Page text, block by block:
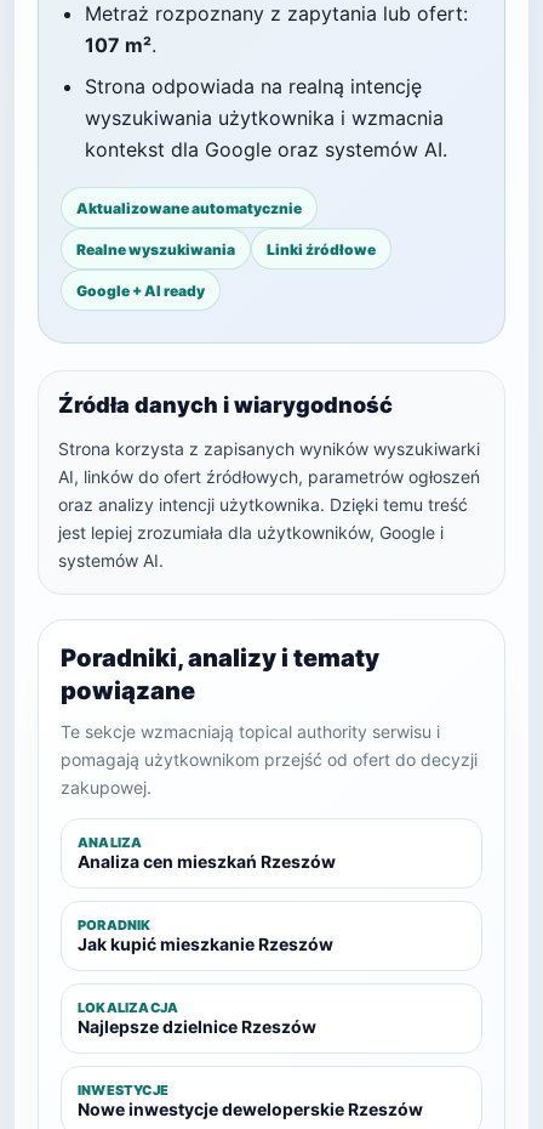
Metraż rozpoznany z zapytania lub ofert:
107 m².
Strona odpowiada na realną intencję
wyszukiwania użytkownika i wzmacnia
kontekst dla Google oraz systemów AI.
Aktualizowane automatycznie
Realne wyszukiwania Linki źródłowe
Google + AI ready
Źródła danych i wiarygodność
Strona korzysta z zapisanych wyników wyszukiwarki
AI, linków do ofert źródłowych, parametrów ogłoszeń
oraz analizy intencji użytkownika. Dzięki temu treść
jest lepiej zrozumiała dla użytkowników, Google i
systemów AI.
Poradniki, analizy i tematy
powiązane
Te sekcje wzmacniają topical authority serwisu i
pomagają użytkownikom przejść od ofert do decyzji
zakupowej.
ANALIZA
Analiza cen mieszkań Rzeszów
PORADNIK
Jak kupić mieszkanie Rzeszów
LOKALIZACJA
Najlepsze dzielnice Rzeszów
INWESTYCJE
Nowe inwestycje deweloperskie Rzeszów